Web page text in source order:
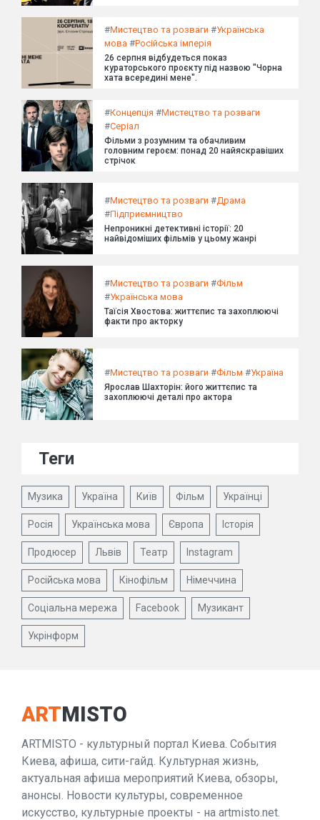
#Мистецтво та розваги #Українська
мова #Російська імперія
26 серпня відбудеться показ
кураторського проєкту під назвою "Чорна
хата всередині мене".
#Концепція #Мистецтво та розваги
#Серіал
Фільми з розумним та обачливим
головним героєм: понад 20 найяскравіших
стрічок
#Мистецтво та розваги #Драма
#Підприємництво
Непроникні детективні історії: 20
найвідоміших фільмів у цьому жанрі
#Мистецтво та розваги #Фільм
#Українська мова
Таїсія Хвостова: життєпис та захоплюючі
факти про акторку
#Мистецтво та розваги #Фільм #Україна
Ярослав Шахторін: його життєпис та
захоплюючі деталі про актора
Теги
Музика Україна Київ Фільм Українці
Росія Українська мова Європа Історія
Продюсер Львів Театр Instagram
Російська мова Кінофільм Німеччина
Соціальна мережа Facebook Музикант
Укрінформ
ARTMISTO
ARTMISTO - культурный портал Киева. События
Киева, афиша, сити-гайд. Культурная жизнь,
актуальная афиша мероприятий Киева, обзоры,
анонсы. Новости культуры, современное
искусство, культурные проекты - на artmisto.net.